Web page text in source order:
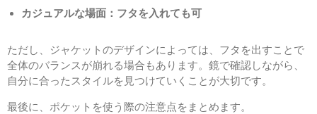
カジュアルな場面：フタを入れても可
ただし、ジャケットのデザインによっては、フタを出すことで
全体のバランスが崩れる場合もあります。鏡で確認しながら、
自分に合ったスタイルを見つけていくことが大切です。
最後に、ポケットを使う際の注意点をまとめます。